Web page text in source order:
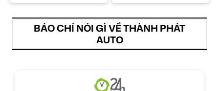
BÁO CHÍ NÓI GÌ VỀ THÀNH PHÁT
AUTO